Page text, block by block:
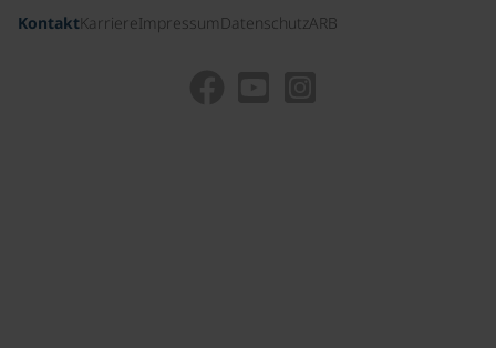
KontaktKarriereImpressum DatenschutzARB